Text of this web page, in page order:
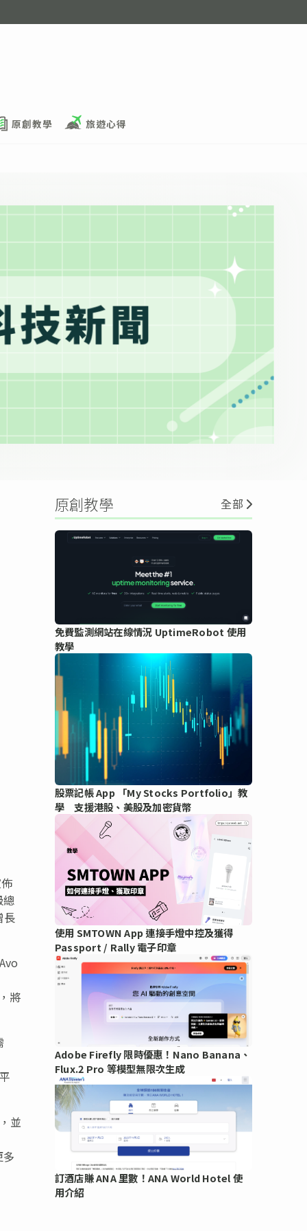
原創教學 旅遊心得
總
長
將
並
原創教學 全部
免費監測網站在線情況 UptimeRobot 使用
教學
股票記帳 App 「My Stocks Portfolio」教
學 支援港股、美股及加密貨幣
使用 SMTOWN App 連接手燈中控及獲得
Passport / Rally 電子印章
Adobe Firefly 限時優惠！Nano Banana、
Flux.2 Pro 等模型無限次生成
訂酒店賺 ANA 里數！ANA World Hotel 使
用介紹